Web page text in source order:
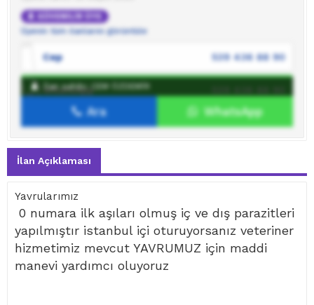
Üyenin tüm ilanlarını görüntüle
Cep 539 436 88 90
WhatsApp
İlan sahibine mesaj gönder
İlan sahibi: CEM ÖZDEMİR
Ara WhatsApp
İlan Açıklaması
Yavrularımız
0 numara ilk aşıları olmuş iç ve dış parazitleri
yapılmıştır istanbul içi oturuyorsanız veteriner
hizmetimiz mevcut YAVRUMUZ için maddi
manevi yardımcı oluyoruz